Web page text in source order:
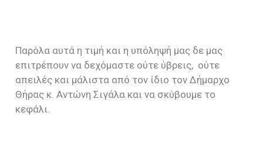
Παρόλα αυτά η τιμή και η υπόληψή μας δε μας
επιτρέπουν να δεχόμαστε ούτε ύβρεις, ούτε
απειλές και μάλιστα από τον ίδιο τον Δήμαρχο
Θήρας κ. Αντώνη Σιγάλα και να σκύβουμε το
κεφάλι.